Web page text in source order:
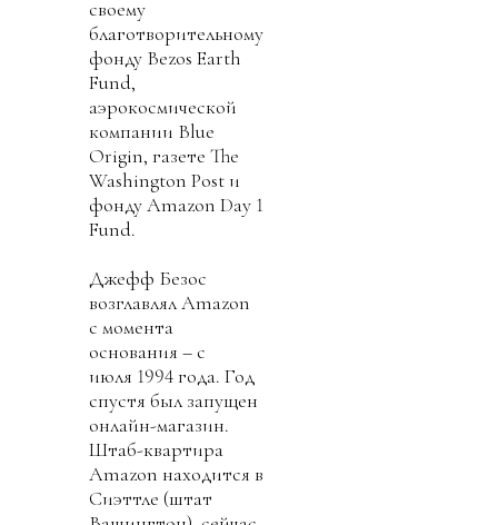
своему
благотворительному
фонду Bezos Earth
Fund,
аэрокосмической
компании Blue
Origin, газете The
Washington Post и
фонду Amazon Day 1
Fund.
Джефф Безос
возглавлял Amazon
с момента
основания – с
июля 1994 года. Год
спустя был запущен
онлайн-магазин.
Штаб-квартира
Amazon находится в
Сиэттле (штат